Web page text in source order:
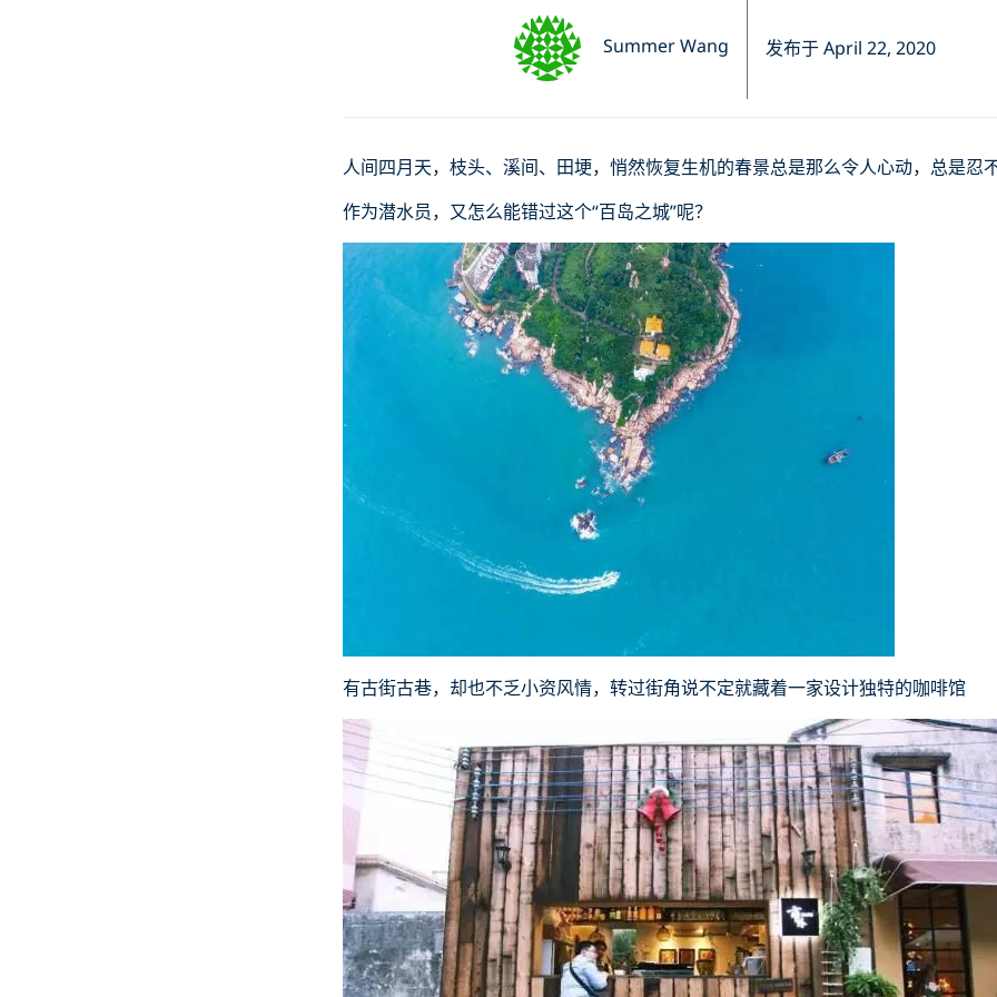
Summer Wang 发布于 April 22, 2020
人间四月天，枝头、溪间、田埂，悄然恢复生机的春景总是那么令人心动，总是忍
作为潜水员，又怎么能错过这个“百岛之城”呢？
有古街古巷，却也不乏小资风情，转过街角说不定就藏着一家设计独特的咖啡馆